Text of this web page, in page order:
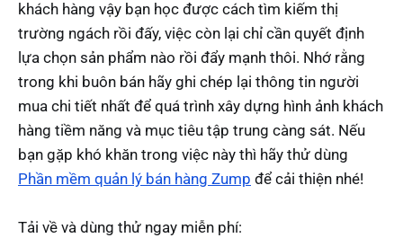
khách hàng vậy bạn học được cách tìm kiếm thị
trường ngách rồi đấy, việc còn lại chỉ cần quyết định
lựa chọn sản phẩm nào rồi đẩy mạnh thôi. Nhớ rằng
trong khi buôn bán hãy ghi chép lại thông tin người
mua chi tiết nhất để quá trình xây dựng hình ảnh khách
hàng tiềm năng và mục tiêu tập trung càng sát. Nếu
bạn gặp khó khăn trong việc này thì hãy thử dùng
Phần mềm quản lý bán hàng Zump để cải thiện nhé!
Tải về và dùng thử ngay miễn phí: